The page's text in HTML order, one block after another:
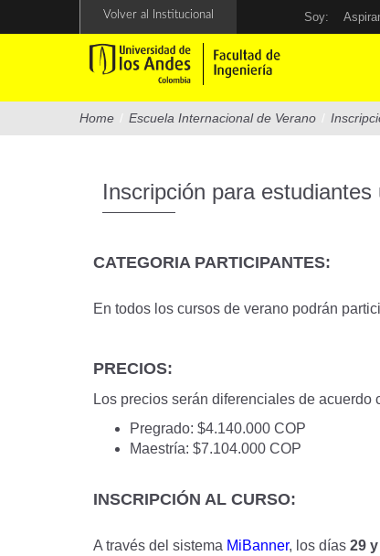
Soy:
Volver al Institucional
Home / Escuela Internacional de Verano /
Inscripción para estudiantes
CATEGORIA PARTICIPANTES:
En todos los cursos de verano podrán
PRECIOS:
Los precios serán diferenciales de acuerdo
Pregrado: $4.140.000 COP
Maestría: $7.104.000 COP
INSCRIPCIÓN AL CURSO:
A través del sistema MiBanner, los días 29